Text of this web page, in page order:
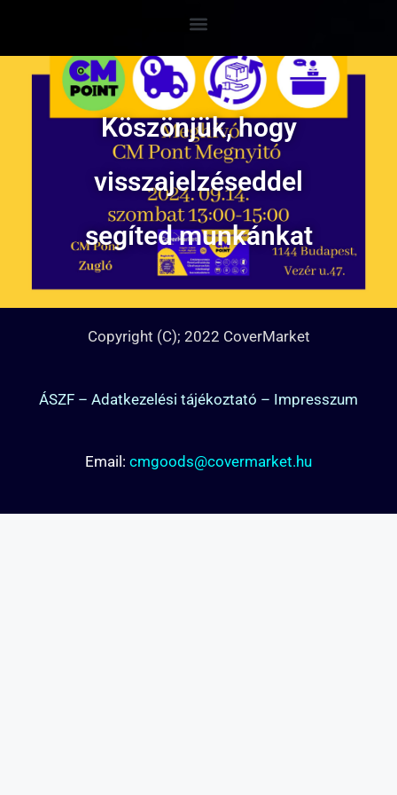
Köszönjük, hogy
visszajelzéseddel
segíted munkánkat
Copyright (C); 2022 CoverMarket
ÁSZF – Adatkezelési tájékoztató – Impresszum
Email: cmgoods@covermarket.hu